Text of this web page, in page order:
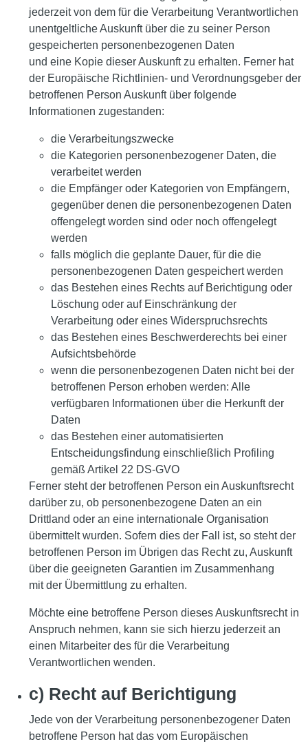
jederzeit von dem für die Verarbeitung Verantwortlichen
unentgeltliche Auskunft über die zu seiner Person
gespeicherten personenbezogenen Daten
und eine Kopie dieser Auskunft zu erhalten. Ferner hat
der Europäische Richtlinien- und Verordnungsgeber der
betroffenen Person Auskunft über folgende
Informationen zugestanden:
die Verarbeitungszwecke
die Kategorien personenbezogener Daten, die
verarbeitet werden
die Empfänger oder Kategorien von Empfängern,
gegenüber denen die personenbezogenen Daten
offengelegt worden sind oder noch offengelegt
werden
falls möglich die geplante Dauer, für die die
personenbezogenen Daten gespeichert werden
das Bestehen eines Rechts auf Berichtigung oder
Löschung oder auf Einschränkung der
Verarbeitung oder eines Widerspruchsrechts
das Bestehen eines Beschwerderechts bei einer
Aufsichtsbehörde
wenn die personenbezogenen Daten nicht bei der
betroffenen Person erhoben werden: Alle
verfügbaren Informationen über die Herkunft der
Daten
das Bestehen einer automatisierten
Entscheidungsfindung einschließlich Profiling
gemäß Artikel 22 DS-GVO
Ferner steht der betroffenen Person ein Auskunftsrecht
darüber zu, ob personenbezogene Daten an ein
Drittland oder an eine internationale Organisation
übermittelt wurden. Sofern dies der Fall ist, so steht der
betroffenen Person im Übrigen das Recht zu, Auskunft
über die geeigneten Garantien im Zusammenhang
mit der Übermittlung zu erhalten.
Möchte eine betroffene Person dieses Auskunftsrecht in
Anspruch nehmen, kann sie sich hierzu jederzeit an
einen Mitarbeiter des für die Verarbeitung
Verantwortlichen wenden.
c) Recht auf Berichtigung
Jede von der Verarbeitung personenbezogener Daten
betroffene Person hat das vom Europäischen